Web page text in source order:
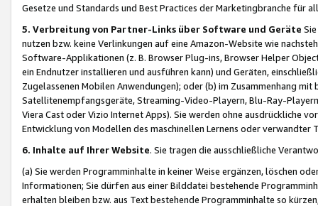
Gesetze und Standards und Best Practices der Marketingbranche für
5. Verbreitung von Partner-Links über Software und Geräte
nutzen bzw. keine Verlinkungen auf eine Amazon-Website wie
Software-Applikationen (z. B. Browser Plug-ins, Browser Helper
ein Endnutzer installieren und ausführen kann) und Geräten,
Zugelassenen Mobilen Anwendungen); oder (b) im Zusammenhang
Satellitenempfangsgeräte, Streaming-Video-Playern, Blu-Ray-
Viera Cast oder Vizio Internet Apps). Sie werden ohne ausdrückliche
Entwicklung von Modellen des maschinellen Lernens oder
6. Inhalte auf Ihrer Website. Sie tragen die ausschließliche
(a) Sie werden Programminhalte in keiner Weise ergänzen, löschen
Informationen; Sie dürfen aus einer Bilddatei bestehende
erhalten bleiben bzw. aus Text bestehende Programminhalte so